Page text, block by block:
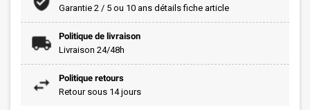
Garantie 2 / 5 ou 10 ans détails fiche article
Politique de livraison
Livraison 24/48h
Politique retours
Retour sous 14 jours